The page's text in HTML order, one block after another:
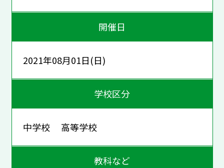
開催日
2021年08月01日(日)
学校区分
中学校 高等学校
教科など